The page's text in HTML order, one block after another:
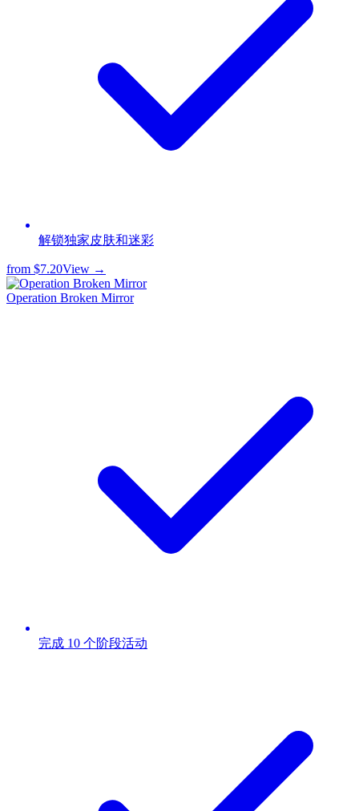
解锁独家皮肤和迷彩
from $7.20View →
Operation Broken Mirror
完成 10 个阶段活动